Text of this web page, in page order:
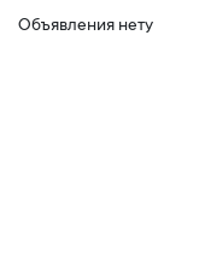
Объявления нету